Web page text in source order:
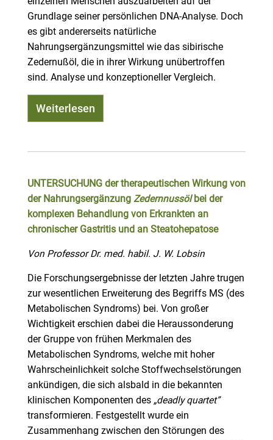
Grundlage seiner persönlichen DNA-Analyse. Doch
es gibt andererseits natürliche
Nahrungsergänzungsmittel wie das sibirische
Zedernußöl, die in ihrer Wirkung unübertroffen
sind. Analyse und konzeptioneller Vergleich.
Weiterlesen
UNTERSUCHUNG der therapeutischen Wirkung von
der Nahrungsergänzung Zedernnussöl bei der
komplexen Behandlung von Erkrankten an
chronischer Gastritis und an Steatohepatose
Von Professor Dr. med. habil. J. W. Lobsin
Die Forschungsergebnisse der letzten Jahre trugen
zur wesentlichen Erweiterung des Begriffs MS (des
Metabolischen Syndroms) bei. Von großer
Wichtigkeit erschien dabei die Heraussonderung
der Gruppe von frühen Merkmalen des
Metabolischen Syndroms, welche mit hoher
Wahrscheinlichkeit solche Stoffwechselstörungen
ankündigen, die sich alsbald in die bekannten
klinischen Komponenten des „deadly quartet”
transformieren. Festgestellt wurde ein
Zusammenhang zwischen den Störungen des